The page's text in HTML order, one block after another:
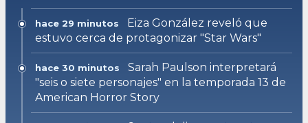
hace 29 minutos
Eiza González reveló que
estuvo cerca de protagonizar "Star Wars"
hace 30 minutos
Sarah Paulson interpretará
"seis o siete personajes" en la temporada 13 de
American Horror Story